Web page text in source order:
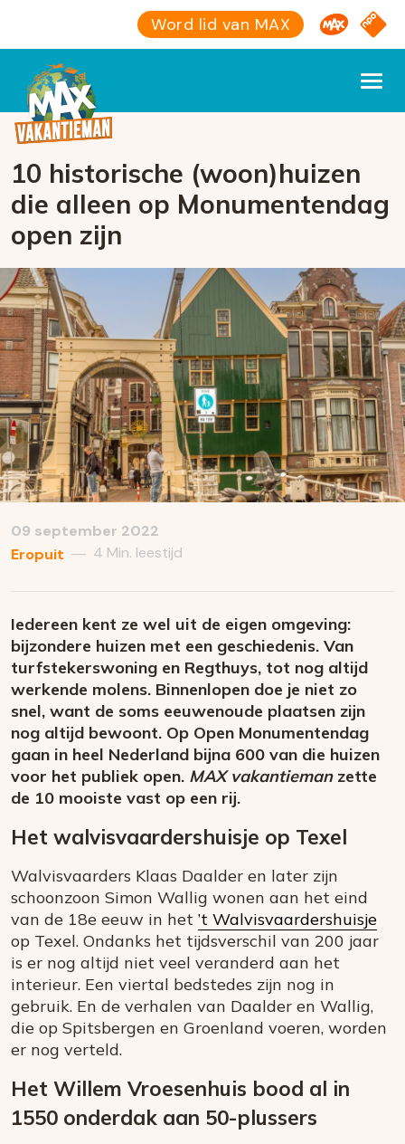
Word lid van MAX Omroep
NPO
10 historische (woon)huizen
die alleen op Monumentendag
open zijn
09 september 2022
Eropuit — 4 Min. leestijd
Iedereen kent ze wel uit de eigen omgeving:
bijzondere huizen met een geschiedenis. Van
turfstekerswoning en Regthuys, tot nog altijd
werkende molens. Binnenlopen doe je niet zo
snel, want de soms eeuwenoude plaatsen zijn
nog altijd bewoont. Op Open Monumentendag
gaan in heel Nederland bijna 600 van die huizen
voor het publiek open. MAX vakantiemanzette
de 10 mooiste vast op een rij.
Het walvisvaardershuisje op Texel
Walvisvaarders Klaas Daalder en later zijn
schoonzoon Simon Wallig wonen aan het eind
van de 18e eeuw in het ’t Walvisvaardershuisje
op Texel. Ondanks het tijdsverschil van 200 jaar
is er nog altijd niet veel veranderd aan het
interieur. Een viertal bedstedes zijn nog in
gebruik. En de verhalen van Daalder en Wallig,
die op Spitsbergen en Groenland voeren, worden
er nog verteld.
Het Willem Vroesenhuis bood al in
1550 onderdak aan 50-plussers